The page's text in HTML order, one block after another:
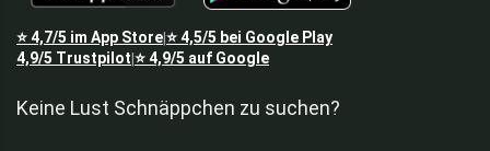
⭐4,7/5 im App Store⭐4,5/5 bei Google Play
4,9/5 Trustpilot ⭐4,9/5 auf Google
Keine Lust Schnäppchen zu suchen?